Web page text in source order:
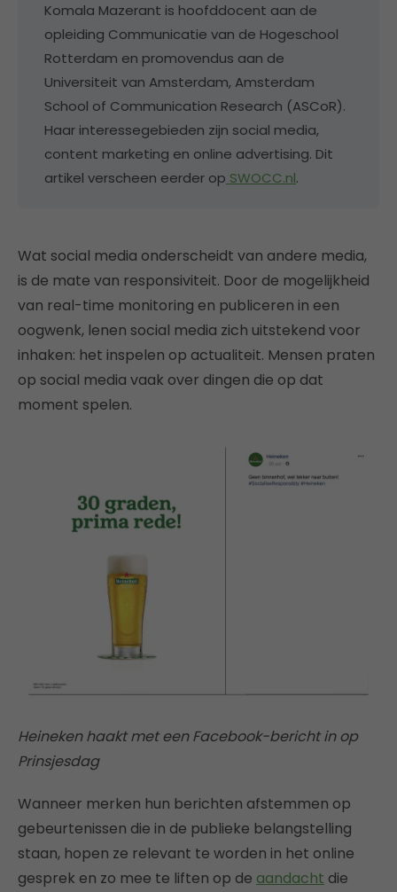
Komala Mazerant is hoofddocent aan de
opleiding Communicatie van de Hogeschool
Rotterdam en promovendus aan de
Universiteit van Amsterdam, Amsterdam
School of Communication Research (ASCoR).
Haar interessegebieden zijn social media,
content marketing en online advertising. Dit
artikel verscheen eerder op SWOCC.nl.
Wat social media onderscheidt van andere media,
is de mate van responsiviteit. Door de mogelijkheid
van real-time monitoring en publiceren in een
oogwenk, lenen social media zich uitstekend voor
inhaken: het inspelen op actualiteit. Mensen praten
op social media vaak over dingen die op dat
moment spelen.
Heineken haakt met een Facebook-bericht in op
Prinsjesdag
Wanneer merken hun berichten afstemmen op
gebeurtenissen die in de publieke belangstelling
staan, hopen ze relevant te worden in het online
gesprek en zo mee te liften op de aandacht die